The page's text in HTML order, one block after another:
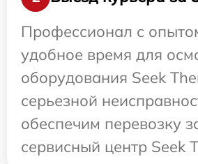
Профессионал с
удобное время для
оборудования Seek
серьезной
обеспечим перевозку
сервисный центр Seek